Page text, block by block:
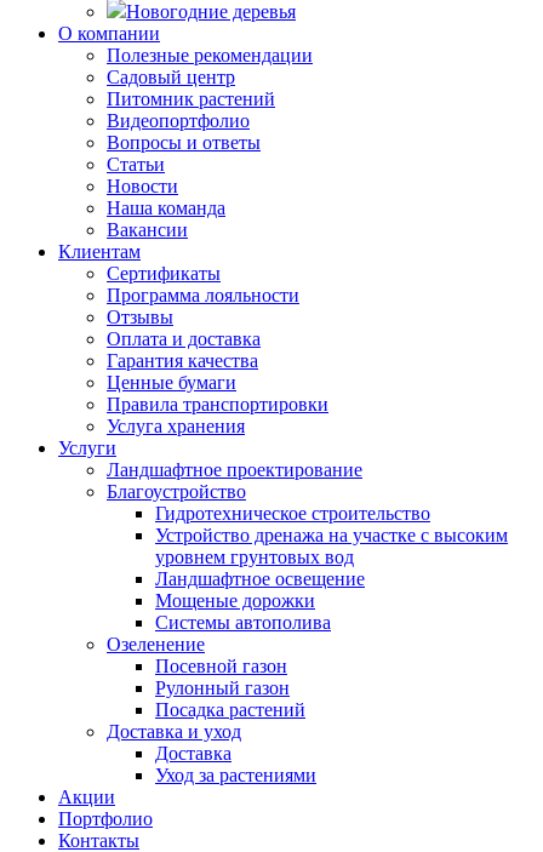
Новогодние деревья
О компании
Полезные рекомендации
Садовый центр
Питомник растений
Видеопортфолио
Вопросы и ответы
Статьи
Новости
Наша команда
Вакансии
Клиентам
Сертификаты
Программа лояльности
Отзывы
Оплата и доставка
Гарантия качества
Ценные бумаги
Правила транспортировки
Услуга хранения
Услуги
Ландшафтное проектирование
Благоустройство
Гидротехническое строительство
Устройство дренажа на участке с высоким
уровнем грунтовых вод
Ландшафтное освещение
Мощеные дорожки
Системы автополива
Озеленение
Посевной газон
Рулонный газон
Посадка растений
Доставка и уход
Доставка
Уход за растениями
Акции
Портфолио
Контакты